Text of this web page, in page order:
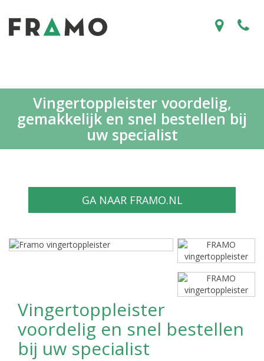
Vingertoppleister voordelig,
gemakkelijk en snel bestellen bij
uw specialist
GA NAAR FRAMO.NL
Vingertoppleister
voordelig en snel bestellen
bij uw specialist